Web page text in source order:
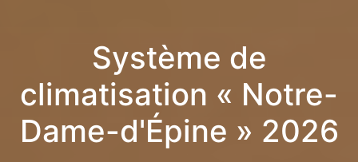
Système de
climatisation « Notre-
Dame-d'Épine » 2026